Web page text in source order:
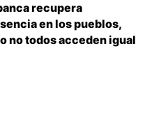
recupera
en los pueblos,
no todos acceden igual